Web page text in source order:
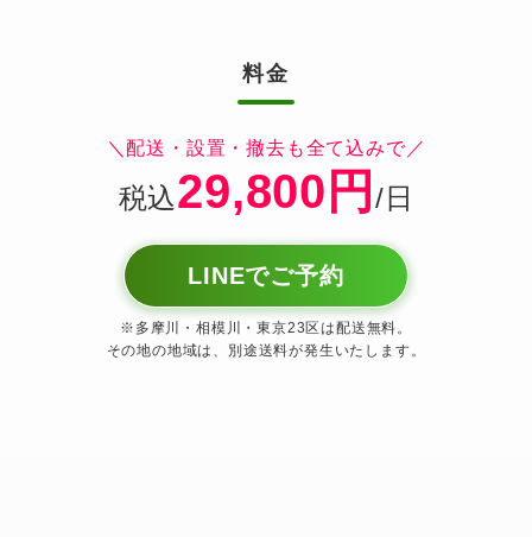
料金
＼配送・設置・撤去も全て込みで／
税込29,800円 /日
LINEでご予約
※多摩川・相模川・東京23区は配送無料。
その地の地域は、別途送料が発生いたします。